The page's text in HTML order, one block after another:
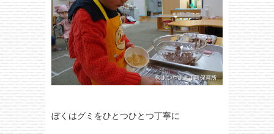
ぼくはグミをひとつひとつ丁寧に